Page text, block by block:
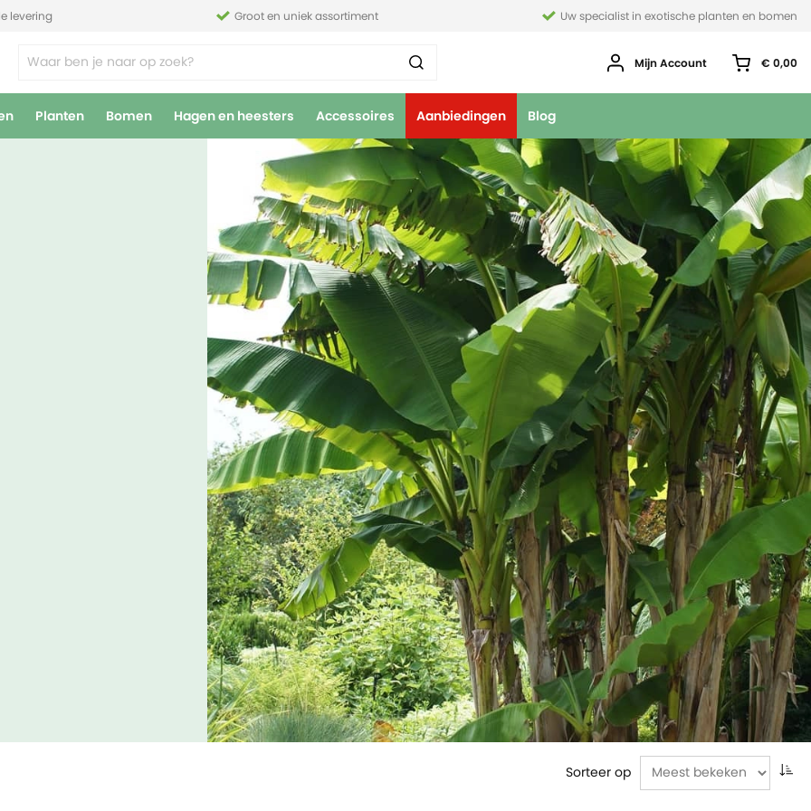
levering Groot en uniek assortiment Uw specialist in exotische planten en bomen
Mijn Account € 0,00
Planten Bomen Hagen en heesters Accessoires Aanbiedingen Blog
Sorteer op